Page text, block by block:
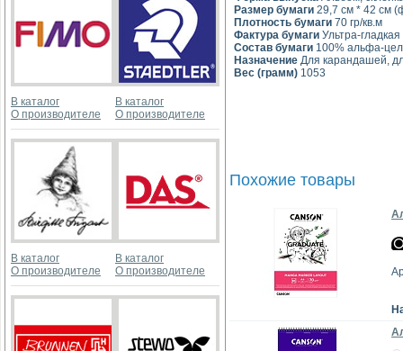
В каталог
О производителе
В каталог
О производителе
В каталог
О производителе
В каталог
О производителе
Размер бумаги 29,7 см * 42 см
Плотность бумаги 70 гр/кв.м
Фактура бумаги Ультра-
Состав бумаги 100% альфа-
Назначение Для карандашей,
Вес (грамм) 1053
Похожие товары